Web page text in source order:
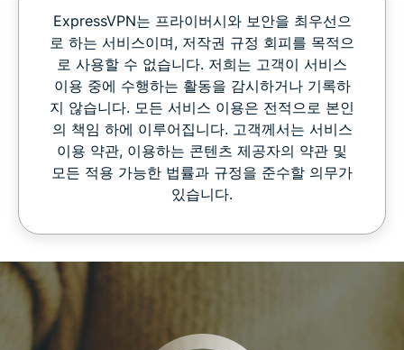
ExpressVPN는 프라이버시와 보안을 최우선으
로 하는 서비스이며, 저작권 규정 회피를 목적으
로 사용할 수 없습니다. 저희는 고객이 서비스
이용 중에 수행하는 활동을 감시하거나 기록하
지 않습니다. 모든 서비스 이용은 전적으로 본인
의 책임 하에 이루어집니다. 고객께서는 서비스
이용 약관, 이용하는 콘텐츠 제공자의 약관 및
모든 적용 가능한 법률과 규정을 준수할 의무가
있습니다.